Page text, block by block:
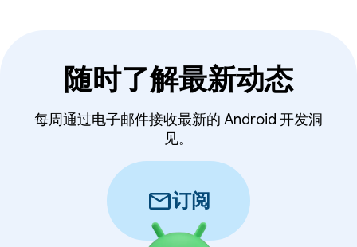
随时了解最新动态
每周通过电子邮件接收最新的 Android 开发洞
见。
mail订阅